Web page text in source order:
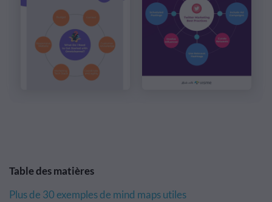
Table des matières
Plus de 30 exemples de mind maps utiles